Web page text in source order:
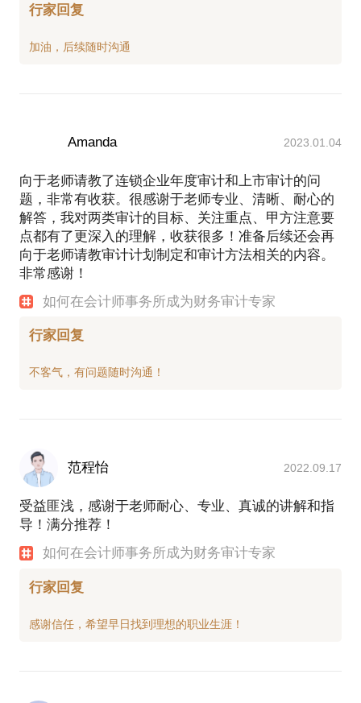
行家回复
Amanda 2023.01.04
向于老师请教了连锁企业年度审计和上市审计的问
题，非常有收获。很感谢于老师专业、清晰、耐心的
解答，我对两类审计的目标、关注重点、甲方注意要
点都有了更深入的理解，收获很多！准备后续还会再
向于老师请教审计计划制定和审计方法相关的内容。
非常感谢！
如何在会计师事务所成为财务审计专家
行家回复
范程怡 2022.09.17
受益匪浅，感谢于老师耐心、专业、真诚的讲解和指
导！满分推荐！
如何在会计师事务所成为财务审计专家
行家回复